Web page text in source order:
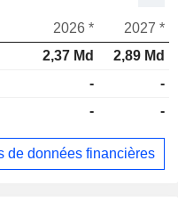
2026 *
2027 *
2,37 Md
2,89 Md
-
-
- -
de données financières